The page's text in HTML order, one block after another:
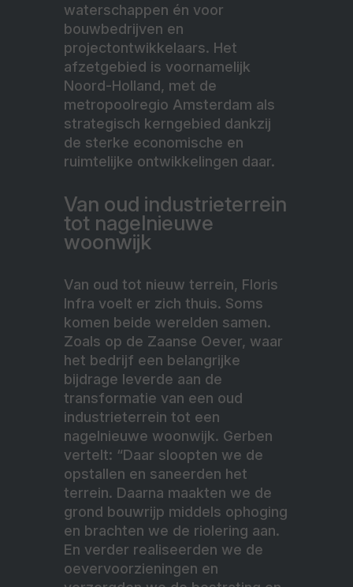
waterschappen én voor
bouwbedrijven en
projectontwikkelaars. Het
afzetgebied is voornamelijk
Noord-Holland, met de
metropoolregio Amsterdam als
strategisch kerngebied dankzij
de sterke economische en
ruimtelijke ontwikkelingen daar.
Van oud industrieterrein
tot nagelnieuwe
woonwijk
Van oud tot nieuw terrein, Floris
Infra voelt er zich thuis. Soms
komen beide werelden samen.
Zoals op de Zaanse Oever, waar
het bedrijf een belangrijke
bijdrage leverde aan de
transformatie van een oud
industrieterrein tot een
nagelnieuwe woonwijk. Gerben
vertelt: “Daar sloopten we de
opstallen en saneerden het
terrein. Daarna maakten we de
grond bouwrijp middels ophoging
en brachten we de riolering aan.
En verder realiseerden we de
oevervoorzieningen en